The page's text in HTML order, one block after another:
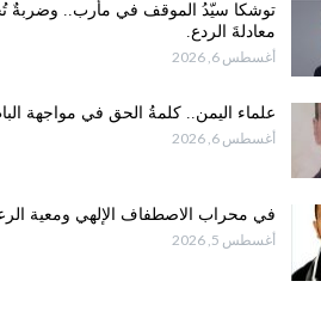
توشكا سيّدُ الموقف في مأرب.. وضربةٌ
معادلةَ الردع.
أغسطس 6, 2026
علماء اليمن.. كلمةُ الحق في مواجهة
أغسطس 6, 2026
في محراب الاصطفاف الإلهي ومعية
أغسطس 5, 2026